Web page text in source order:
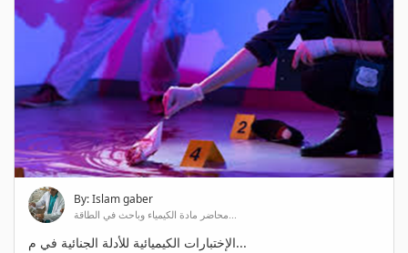
By: Islam gaber
محاضر مادة الكيمياء وباحث في الطاقة...
الإختبارات الكيميائية للأدلة الجنائية في م...